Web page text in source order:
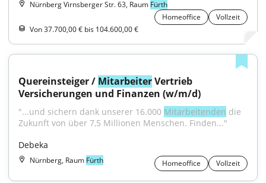
Nürnberg Virnsberger Str. 63, Raum Fürth
Homeoffice
Vollzeit
Von 37.700,00 € bis 104.600,00 €
Quereinsteiger / Mitarbeiter Vertrieb
Versicherungen und Finanzen (w/m/d)
"...und sichern dank unserer 16.000 Mitarbeitenden die
Zukunft von über 7,5 Millionen Menschen. Finden..."
Debeka
Nürnberg, Raum Fürth Homeoffice Vollzeit